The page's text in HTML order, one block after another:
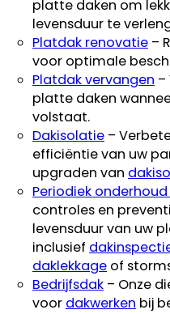
platte daken om
levensduur te
Platdak renovatie –
voor optimale
Platdak vervangen –
platte daken
volstaat.
Dakisolatie –
efficiëntie van uw
upgraden van
Periodiek
controles en
levensduur van uw
inclusief
daklekkage of
Bedrijfsdak – Onze
voor dakwerken bij